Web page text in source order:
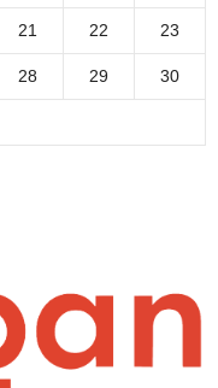
21 22 23
28 29 30